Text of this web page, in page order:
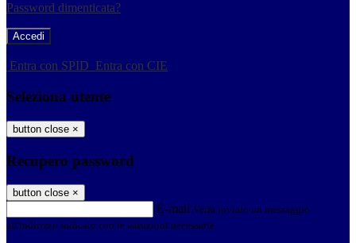
Password dimenticata?
-
Entra con SPID Entra con CIE
Seleziona utente
button close ×
Recupero password
button close ×
E-mail Verrà inviato un messaggio
all'indirizzo indicato con le istruzioni necessarie.